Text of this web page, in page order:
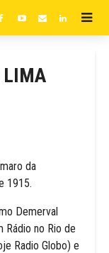
LIMA
da
1915.
Demerval
Rádio no Rio de
Radio Globo) e